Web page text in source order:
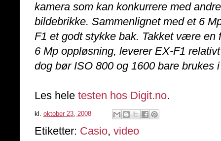
kamera som kan konkurrere med
bildebrikke. Sammenlignet med et 6
F1 et godt stykke bak. Takket være en
6 Mp oppløsning, leverer EX-F1
dog bør ISO 800 og 1600 bare brukes
Les hele testen hos Digit.no.
kl. oktober 23, 2008
Etiketter: Casio, video